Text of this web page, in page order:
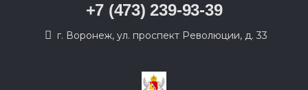
+7 (473) 239-93-39
г. Воронеж, ул. проспект Революции, д. 33